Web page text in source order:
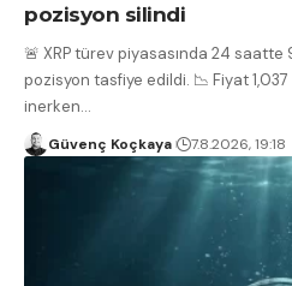
pozisyon silindi
🚨 XRP türev piyasasında 24 saatte
pozisyon tasfiye edildi. 📉 Fiyat
inerken…
Güvenç Koçkaya 7.8.2026, 19:18